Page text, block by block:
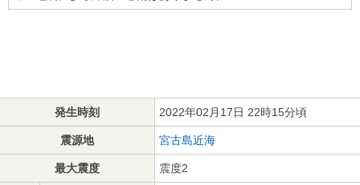
発生時刻 2022年02月17日 22時15分頃
震源地 宮古島近海
最大震度 震度2